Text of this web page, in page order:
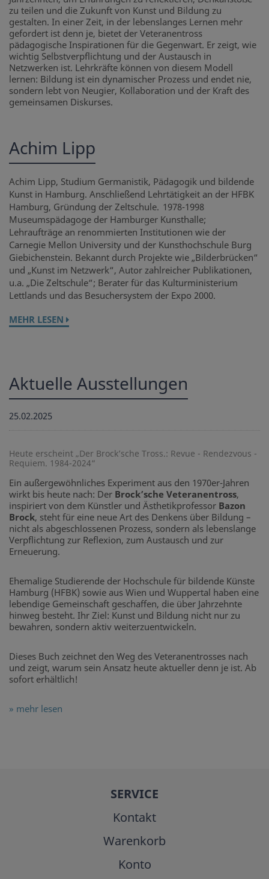
zu teilen und die Zukunft von Kunst und Bildung zu
gestalten. In einer Zeit, in der lebenslanges Lernen mehr
gefordert ist denn je, bietet der Veteranentross
pädagogische Inspirationen für die Gegenwart. Er zeigt, wie
wichtig Selbstverpflichtung und der Austausch in
Netzwerken ist. Lehrkräfte können von diesem Modell
lernen: Bildung ist ein dynamischer Prozess und endet nie,
sondern lebt von Neugier, Kollaboration und der Kraft des
gemeinsamen Diskurses.
Achim Lipp
Achim Lipp, Studium Germanistik, Pädagogik und bildende
Kunst in Hamburg. Anschließend Lehrtätigkeit an der HFBK
Hamburg, Gründung der Zeltschule. 1978-1998
Museumspädagoge der Hamburger Kunsthalle;
Lehraufträge an renommierten Institutionen wie der
Carnegie Mellon University und der Kunsthochschule Burg
Giebichenstein. Bekannt durch Projekte wie „Bilderbrücken“
und „Kunst im Netzwerk“, Autor zahlreicher Publikationen,
u.a. „Die Zeltschule“; Berater für das Kulturministerium
Lettlands und das Besuchersystem der Expo 2000.
MEHR LESEN
Aktuelle Ausstellungen
25.02.2025
Heute erscheint „Der Brock’sche Tross.: Revue - Rendezvous -
Requiem. 1984-2024“
Ein außergewöhnliches Experiment aus den 1970er-Jahren
wirkt bis heute nach: Der Brock’sche Veteranentross,
inspiriert von dem Künstler und Ästhetikprofessor Bazon
Brock, steht für eine neue Art des Denkens über Bildung –
nicht als abgeschlossenen Prozess, sondern als lebenslange
Verpflichtung zur Reflexion, zum Austausch und zur
Erneuerung.
Ehemalige Studierende der Hochschule für bildende Künste
Hamburg (HFBK) sowie aus Wien und Wuppertal haben eine
lebendige Gemeinschaft geschaffen, die über Jahrzehnte
hinweg besteht. Ihr Ziel: Kunst und Bildung nicht nur zu
bewahren, sondern aktiv weiterzuentwickeln.
Dieses Buch zeichnet den Weg des Veteranentrosses nach
und zeigt, warum sein Ansatz heute aktueller denn je ist. Ab
sofort erhältlich!
» mehr lesen
SERVICE
Kontakt
Warenkorb
Konto